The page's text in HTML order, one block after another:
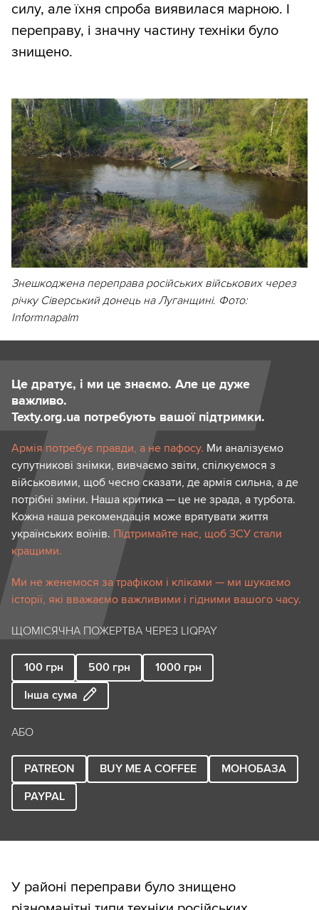
силу, але їхня спроба виявилася марною. І
переправу, і значну частину техніки було
знищено.
Знешкоджена переправа російських військових через
річку Сіверський донець на Луганщині. Фото:
Informnapalm
Це дратує, і ми це знаємо. Але це дуже
важливо.
Texty.org.ua потребують вашої підтримки.
Армія потребує правди, а не пафосу. Ми аналізуємо
супутникові знімки, вивчаємо звіти, спілкуємося з
військовими, щоб чесно сказати, де армія сильна, а де
потрібні зміни. Наша критика — це не зрада, а турбота.
Кожна наша рекомендація може врятувати життя
українських воїнів. Підтримайте нас, щоб ЗСУ стали
кращими.
Ми не женемося за трафіком і кліками — ми шукаємо
історії, які вважаємо важливими і гідними вашого часу.
ЩОМІСЯЧНА ПОЖЕРТВА ЧЕРЕЗ LIQPAY
100 грн 500 грн 1000 грн
Інша сума
АБО
PATREON BUY ME A COFFEE
МОНОБАЗА
PAYPAL
У районі переправи було знищено